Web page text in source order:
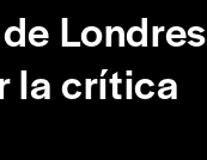
Londres
la crítica